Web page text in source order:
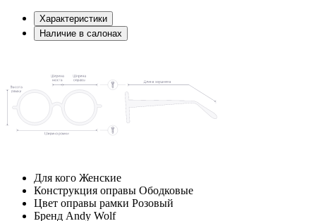
Характеристики
Наличие в салонах
Для кого Женские
Конструкция оправы Ободковые
Цвет оправы рамки Розовый
Бренд Andy Wolf